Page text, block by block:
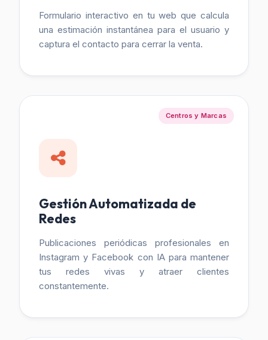
Formulario interactivo en tu web que calcula
una estimación instantánea para el usuario y
captura el contacto para cerrar la venta.
Centros y Marcas
Gestión Automatizada de
Redes
Publicaciones periódicas profesionales en
Instagram y Facebook con IA para mantener
tus redes vivas y atraer clientes
constantemente.